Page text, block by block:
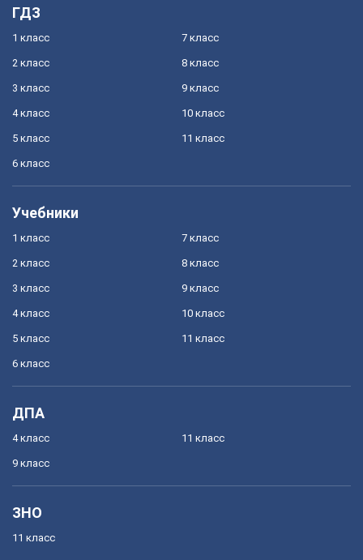
ГДЗ
1 класс
2 класс
3 класс
4 класс
5 класс
6 класс
7 класс
8 класс
9 класс
10 класс
11 класс
Учебники
1 класс
2 класс
3 класс
4 класс
5 класс
6 класс
7 класс
8 класс
9 класс
10 класс
11 класс
ДПА
4 класс
9 класс
11 класс
ЗНО
11 класс